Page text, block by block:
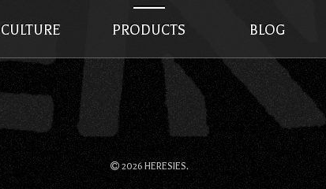
CULTURE PRODUCTS BLOG
2026 HERESIES.